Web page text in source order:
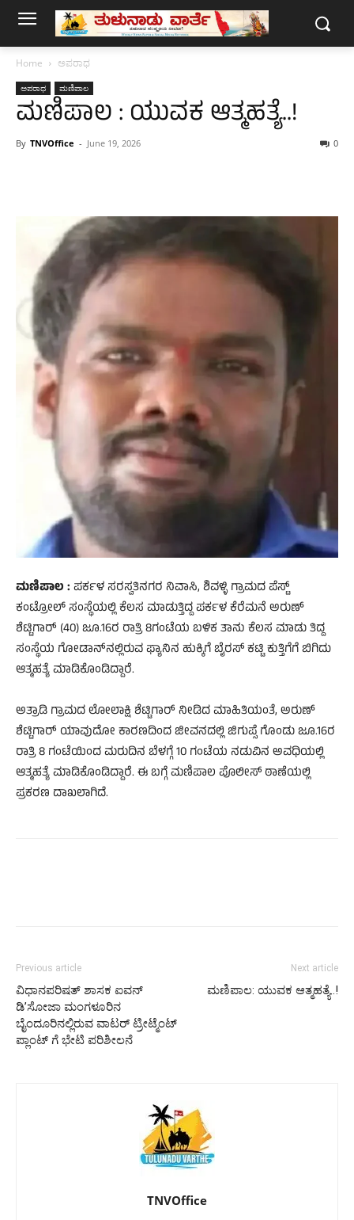
Home ಅಪರಾಧ
ಅಪರಾಧ ಮಣಿಪಾಲ
ಮಣಿಪಾಲ : ಯುವಕ ಆತ್ಮಹತ್ಯೆ..!
By TNVOffice - June 19, 2026 0
ಮಣಿಪಾಲ : ಪರ್ಕಳ ಸರಸ್ವತಿನಗರ ನಿವಾಸಿ, ಶಿವಳ್ಳಿ ಗ್ರಾಮದ ಪೆಸ್ಟ್
ಕಂಟ್ರೋಲ್ ಸಂಸ್ಥೆಯಲ್ಲಿ ಕೆಲಸ ಮಾಡುತ್ತಿದ್ದ ಪರ್ಕಳ ಕೆರೆಮನೆ ಅರುಣ್
ಶೆಟ್ಟಿಗಾರ್ (40) ಜೂ.16ರ ರಾತ್ರಿ 8ಗಂಟೆಯ ಬಳಿಕ ತಾನು ಕೆಲಸ ಮಾಡು ತಿದ್ದ
ಸಂಸ್ಥೆಯ ಗೋಡಾನ್‌ನಲ್ಲಿರುವ ಫ್ಯಾನಿನ ಹುಕ್ಕಿಗೆ ಬೈರಸ್ ಕಟ್ಟಿ ಕುತ್ತಿಗೆಗೆ ಬಿಗಿದು
ಆತ್ಮಹತ್ಯೆ ಮಾಡಿಕೊಂಡಿದ್ದಾರೆ.
ಅತ್ರಾಡಿ ಗ್ರಾಮದ ಲೋಲಾಕ್ಷಿ ಶೆಟ್ಟಿಗಾರ್ ನೀಡಿದ ಮಾಹಿತಿಯಂತೆ, ಅರುಣ್
ಶೆಟ್ಟಿಗಾರ್ ಯಾವುದೋ ಕಾರಣದಿಂದ ಜೀವನದಲ್ಲಿ ಜಿಗುಪ್ಸೆ ಗೊಂಡು ಜೂ.16ರ
ರಾತ್ರಿ 8 ಗಂಟೆಯಿಂದ ಮರುದಿನ ಬೆಳಗ್ಗೆ 10 ಗಂಟೆಯ ನಡುವಿನ ಅವಧಿಯಲ್ಲಿ
ಆತ್ಮಹತ್ಯೆ ಮಾಡಿಕೊಂಡಿದ್ದಾರೆ. ಈ ಬಗ್ಗೆ ಮಣಿಪಾಲ ಪೊಲೀಸ್ ಠಾಣೆಯಲ್ಲಿ
ಪ್ರಕರಣ ದಾಖಲಾಗಿದೆ.
Previous article
ವಿಧಾನಪರಿಷತ್ ಶಾಸಕ ಐವನ್
ಡಿʼಸೋಜಾ ಮಂಗಳೂರಿನ
ಬೈಂದೂರಿನಲ್ಲಿರುವ ವಾಟರ್ ಟ್ರೀಟ್ಮೆಂಟ್
ಪ್ಲಾಂಟ್ ಗೆ ಭೇಟಿ ಪರಿಶೀಲನೆ
Next article
ಮಣಿಪಾಲ: ಯುವಕ ಆತ್ಮಹತ್ಯೆ..!
TNVOffice